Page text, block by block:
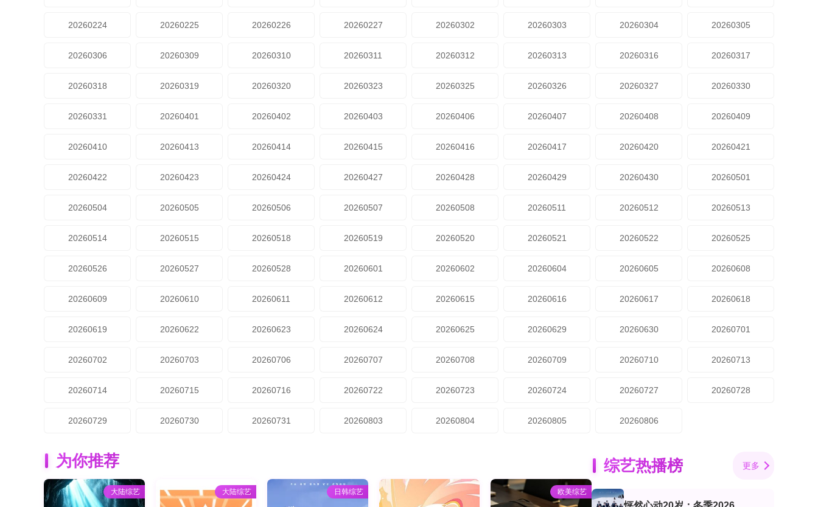
20260224 20260225 20260226 20260227 20260302 20260303 20260304 20260305
20260306 20260309 20260310 20260311 20260312 20260313 20260316 20260317
20260318 20260319 20260320 20260323 20260325 20260326 20260327 20260330
20260331 20260401 20260402 20260403 20260406 20260407 20260408 20260409
20260410 20260413 20260414 20260415 20260416 20260417 20260420 20260421
20260422 20260423 20260424 20260427 20260428 20260429 20260430 20260501
20260504 20260505 20260506 20260507 20260508 20260511 20260512 20260513
20260514 20260515 20260518 20260519 20260520 20260521 20260522 20260525
20260526 20260527 20260528 20260601 20260602 20260604 20260605 20260608
20260609 20260610 20260611 20260612 20260615 20260616 20260617 20260618
20260619 20260622 20260623 20260624 20260625 20260629 20260630 20260701
20260702 20260703 20260706 20260707 20260708 20260709 20260710 20260713
20260714 20260715 20260716 20260722 20260723 20260724 20260727 20260728
20260729 20260730 20260731 20260803 20260804 20260805 20260806
为你推荐
大陆综艺 大陆综艺 日韩综艺 欧美综艺
综艺热播榜 更多